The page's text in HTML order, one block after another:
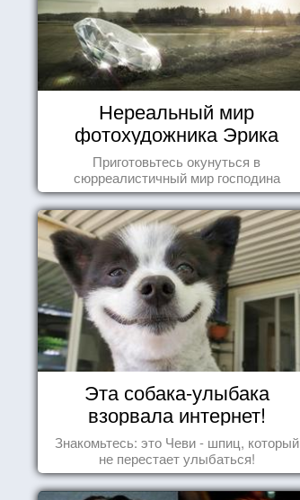
Нереальный мир
фотохудожника Эрика
Йоханссона
Приготовьтесь окунуться в
сюрреалистичный мир господина
Йоханссона
Эта собака-улыбака
взорвала интернет!
Знакомьтесь: это Чеви - шпиц, который
не перестает улыбаться!